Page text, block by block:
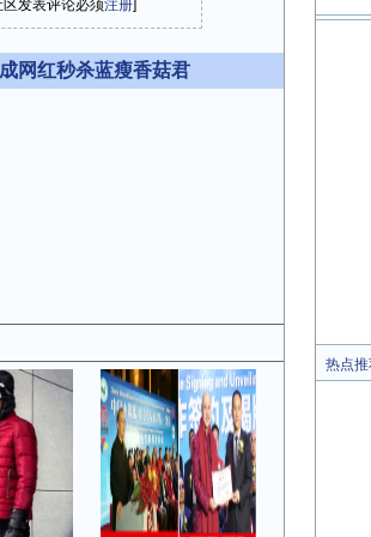
发表评论必须注册]
网红秒杀蓝瘦香菇君
热点